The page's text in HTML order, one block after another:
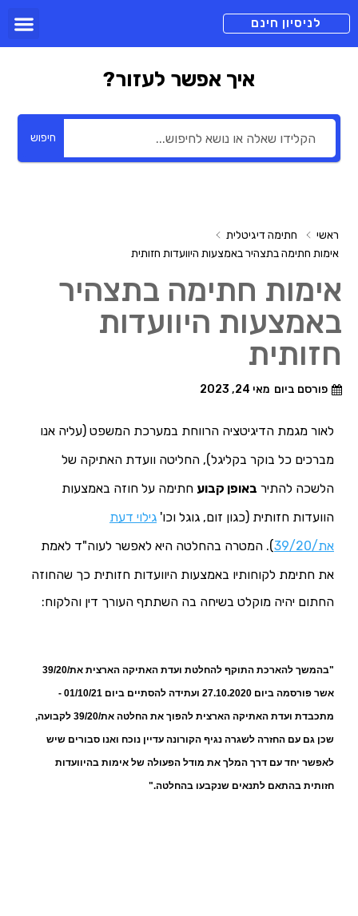
לניסיון חינם
איך אפשר לעזור?
חיפוש
ראשי
חתימה דיגיטלית
אימות חתימה בתצהיר באמצעות היוועדות חזותית
אימות חתימה בתצהיר
באמצעות היוועדות
חזותית
פורסם ביום מאי 24, 2023
לאור מגמת הדיגיטציה הרווחת במערכת המשפט (עליה אנו
מברכים כל בוקר בקליגל), החליטה וועדת האתיקה של
הלשכה להתיר באופן קבוע חתימה על חוזה באמצעות
הוועדות חזותית (כגון זום, גוגל וכו' גילוי דעת
את/39/20
). המטרה בהחלטה היא לאפשר לעוה"ד לאמת
את חתימת לקוחותיו באמצעות היוועדות חזותית כך שהחוזה
החתום יהיה מוקלט בשיחה בה השתתף העורך דין והלקוח:
"בהמשך להארכת התוקף להחלטת ועדת האתיקה הארצית את/39/20
אשר פורסמה ביום 27.10.2020 ועתידה להסתיים ביום 01/10/21 -
מתכבדת ועדת האתיקה הארצית להפוך את החלטה את/39/20 לקבועה,
שכן גם עם החזרה לשגרה נגיף הקורונה עדיין נוכח ואנו סבורים שיש
לאפשר יחד עם דרך המלך את מודל הפעולה של אימות בהיוועדות
חזותית בהתאם לתנאים שנקבעו בהחלטה."